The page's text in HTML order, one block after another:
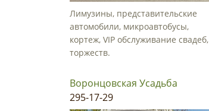
Лимузины, представительские
автомобили, микроавтобусы,
кортеж, VIP обслуживание свадеб,
торжеств.
Воронцовская Усадьба
295-17-29